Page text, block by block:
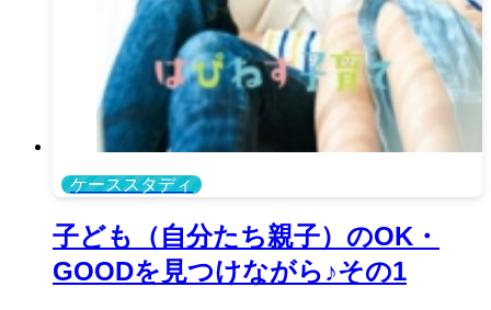
ケーススタディ
子ども（自分たち親子）のOK・
GOODを見つけながら♪その1